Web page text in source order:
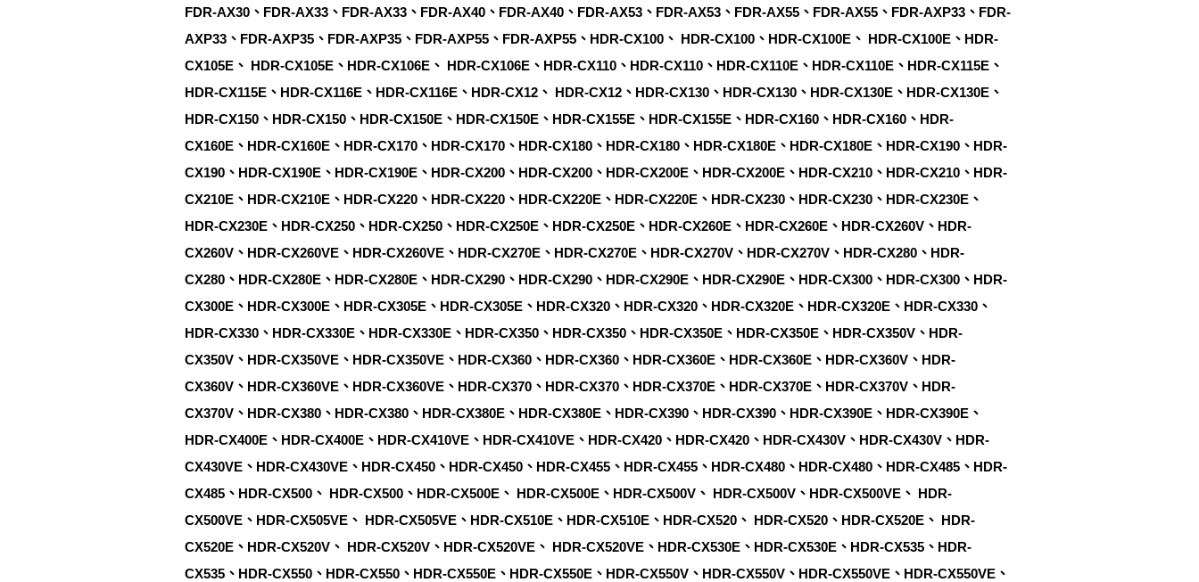
FDR-AX30、FDR-AX33、FDR-AX33、FDR-AX40、FDR-AX40、FDR-AX53、FDR-AX53、FDR-AX55、FDR-AX55、FDR-AXP33、FDR-
AXP33、FDR-AXP35、FDR-AXP35、FDR-AXP55、FDR-AXP55、HDR-CX100、 HDR-CX100、HDR-CX100E、 HDR-CX100E、HDR-
CX105E、 HDR-CX105E、HDR-CX106E、 HDR-CX106E、HDR-CX110、HDR-CX110、HDR-CX110E、HDR-CX110E、HDR-CX115E、
HDR-CX115E、HDR-CX116E、HDR-CX116E、HDR-CX12、 HDR-CX12、HDR-CX130、HDR-CX130、HDR-CX130E、HDR-CX130E、
HDR-CX150、HDR-CX150、HDR-CX150E、HDR-CX150E、HDR-CX155E、HDR-CX155E、HDR-CX160、HDR-CX160、HDR-
CX160E、HDR-CX160E、HDR-CX170、HDR-CX170、HDR-CX180、HDR-CX180、HDR-CX180E、HDR-CX180E、HDR-CX190、HDR-
CX190、HDR-CX190E、HDR-CX190E、HDR-CX200、HDR-CX200、HDR-CX200E、HDR-CX200E、HDR-CX210、HDR-CX210、HDR-
CX210E、HDR-CX210E、HDR-CX220、HDR-CX220、HDR-CX220E、HDR-CX220E、HDR-CX230、HDR-CX230、HDR-CX230E、
HDR-CX230E、HDR-CX250、HDR-CX250、HDR-CX250E、HDR-CX250E、HDR-CX260E、HDR-CX260E、HDR-CX260V、HDR-
CX260V、HDR-CX260VE、HDR-CX260VE、HDR-CX270E、HDR-CX270E、HDR-CX270V、HDR-CX270V、HDR-CX280、HDR-
CX280、HDR-CX280E、HDR-CX280E、HDR-CX290、HDR-CX290、HDR-CX290E、HDR-CX290E、HDR-CX300、HDR-CX300、HDR-
CX300E、HDR-CX300E、HDR-CX305E、HDR-CX305E、HDR-CX320、HDR-CX320、HDR-CX320E、HDR-CX320E、HDR-CX330、
HDR-CX330、HDR-CX330E、HDR-CX330E、HDR-CX350、HDR-CX350、HDR-CX350E、HDR-CX350E、HDR-CX350V、HDR-
CX350V、HDR-CX350VE、HDR-CX350VE、HDR-CX360、HDR-CX360、HDR-CX360E、HDR-CX360E、HDR-CX360V、HDR-
CX360V、HDR-CX360VE、HDR-CX360VE、HDR-CX370、HDR-CX370、HDR-CX370E、HDR-CX370E、HDR-CX370V、HDR-
CX370V、HDR-CX380、HDR-CX380、HDR-CX380E、HDR-CX380E、HDR-CX390、HDR-CX390、HDR-CX390E、HDR-CX390E、
HDR-CX400E、HDR-CX400E、HDR-CX410VE、HDR-CX410VE、HDR-CX420、HDR-CX420、HDR-CX430V、HDR-CX430V、HDR-
CX430VE、HDR-CX430VE、HDR-CX450、HDR-CX450、HDR-CX455、HDR-CX455、HDR-CX480、HDR-CX480、HDR-CX485、HDR-
CX485、HDR-CX500、 HDR-CX500、HDR-CX500E、 HDR-CX500E、HDR-CX500V、 HDR-CX500V、HDR-CX500VE、 HDR-
CX500VE、HDR-CX505VE、 HDR-CX505VE、HDR-CX510E、HDR-CX510E、HDR-CX520、 HDR-CX520、HDR-CX520E、 HDR-
CX520E、HDR-CX520V、 HDR-CX520V、HDR-CX520VE、 HDR-CX520VE、HDR-CX530E、HDR-CX530E、HDR-CX535、HDR-
CX535、HDR-CX550、HDR-CX550、HDR-CX550E、HDR-CX550E、HDR-CX550V、HDR-CX550V、HDR-CX550VE、HDR-CX550VE、